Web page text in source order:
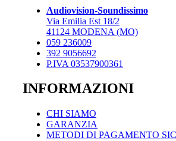
possono
essere
scelte
pagina
prodotto
Audiovision-Soundissimo
Via Emilia Est 18/2
41124 MODENA (MO)
059 236009
392 9056692
P.IVA 03537900361
INFORMAZIONI
CHI SIAMO
GARANZIA
METODI DI PAGAMENTO